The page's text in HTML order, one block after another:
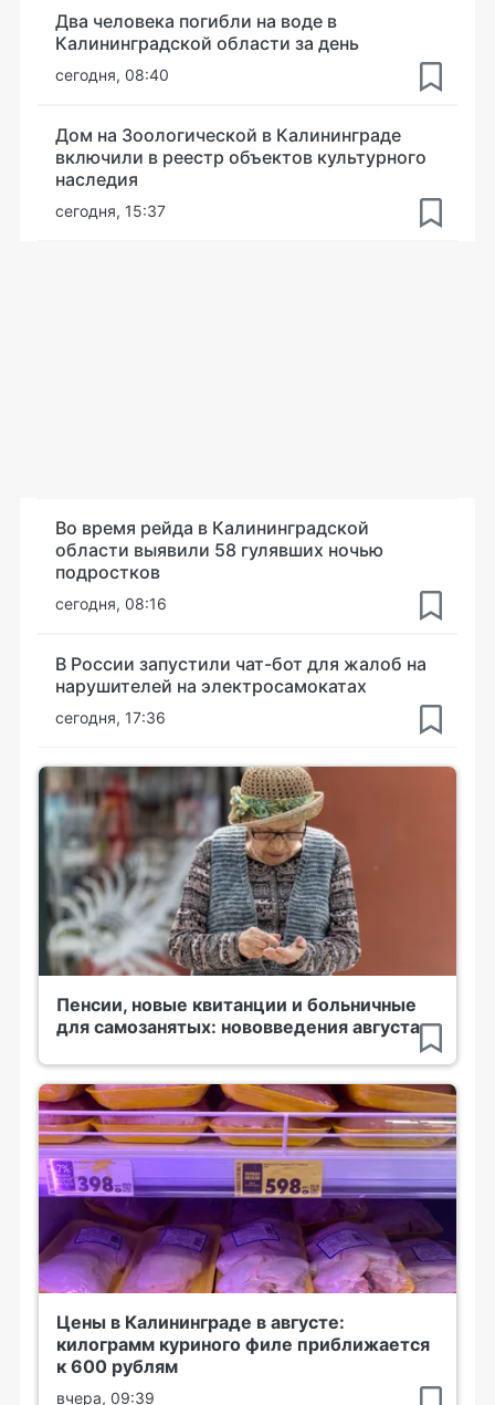
Два человека погибли на воде в
Калининградской области за день
сегодня, 08:40
Дом на Зоологической в Калининграде
включили в реестр объектов культурного
наследия
сегодня, 15:37
Во время рейда в Калининградской
области выявили 58 гулявших ночью
подростков
сегодня, 08:16
В России запустили чат-бот для жалоб на
нарушителей на электросамокатах
сегодня, 17:36
Пенсии, новые квитанции и больничные
для самозанятых: нововведения августа
Цены в Калининграде в августе:
килограмм куриного филе приближается
к 600 рублям
вчера, 09:39